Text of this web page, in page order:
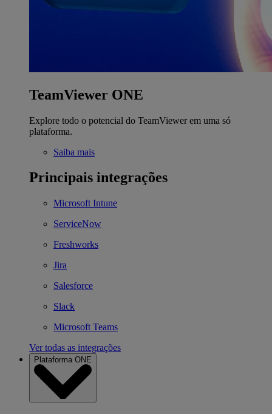
TeamViewer ONE
Explore todo o potencial do TeamViewer em uma só
plataforma.
Saiba mais
Principais integrações
Microsoft Intune
ServiceNow
Freshworks
Jira
Salesforce
Slack
Microsoft Teams
Ver todas as integrações
Plataforma ONE